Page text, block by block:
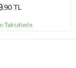
,90 TL
Taksitlerle